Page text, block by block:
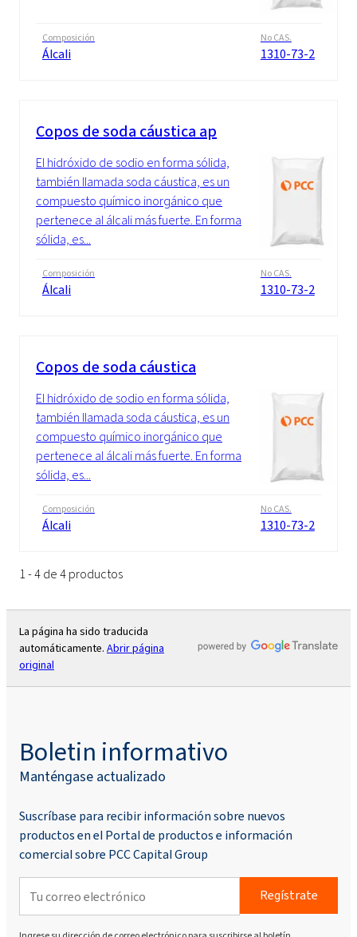
Composición
Álcali
No CAS.
1310-73-2
Copos de soda cáustica ap
El hidróxido de sodio en forma sólida,
también llamada soda cáustica, es un
compuesto químico inorgánico que
pertenece al álcali más fuerte. En forma
sólida, es...
Composición
Álcali
No CAS.
1310-73-2
Copos de soda cáustica
El hidróxido de sodio en forma sólida,
también llamada soda cáustica, es un
compuesto químico inorgánico que
pertenece al álcali más fuerte. En forma
sólida, es...
Composición
Álcali
No CAS.
1310-73-2
1 - 4 de 4 productos
La página ha sido traducida
automáticamente. Abrir página
original
Boletin informativo
Manténgase actualizado
Suscríbase para recibir información sobre nuevos
productos en el Portal de productos e información
comercial sobre PCC Capital Group
Regístrate